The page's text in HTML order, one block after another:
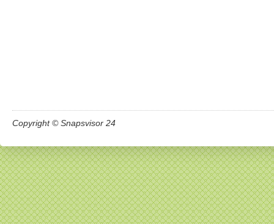
Copyright © Snapsvisor 24